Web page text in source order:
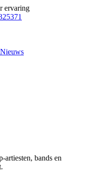
ervaring
Nieuws
artiesten, bands en